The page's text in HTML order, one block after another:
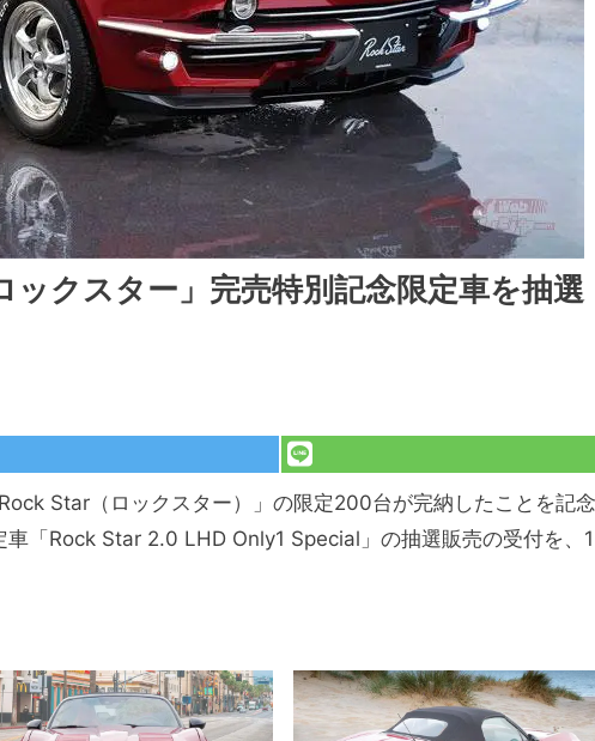
ックスター」完売特別記念限定車を抽選
Star（ロックスター）」の限定200台が完納したことを記念
車「Rock Star 2.0 LHD Only1 Special」の抽選販売の受付を、1